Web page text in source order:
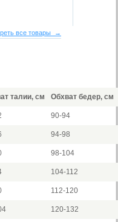
все товары →
талии, см Обхват бедер, см
90-94
94-98
98-104
104-112
112-120
120-132